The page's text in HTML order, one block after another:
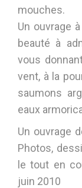
mouches.
Un ouvrage
beauté à
vous
vent, à la
saumons
eaux
Un ouvrage
Photos,
le tout en
juin 2010